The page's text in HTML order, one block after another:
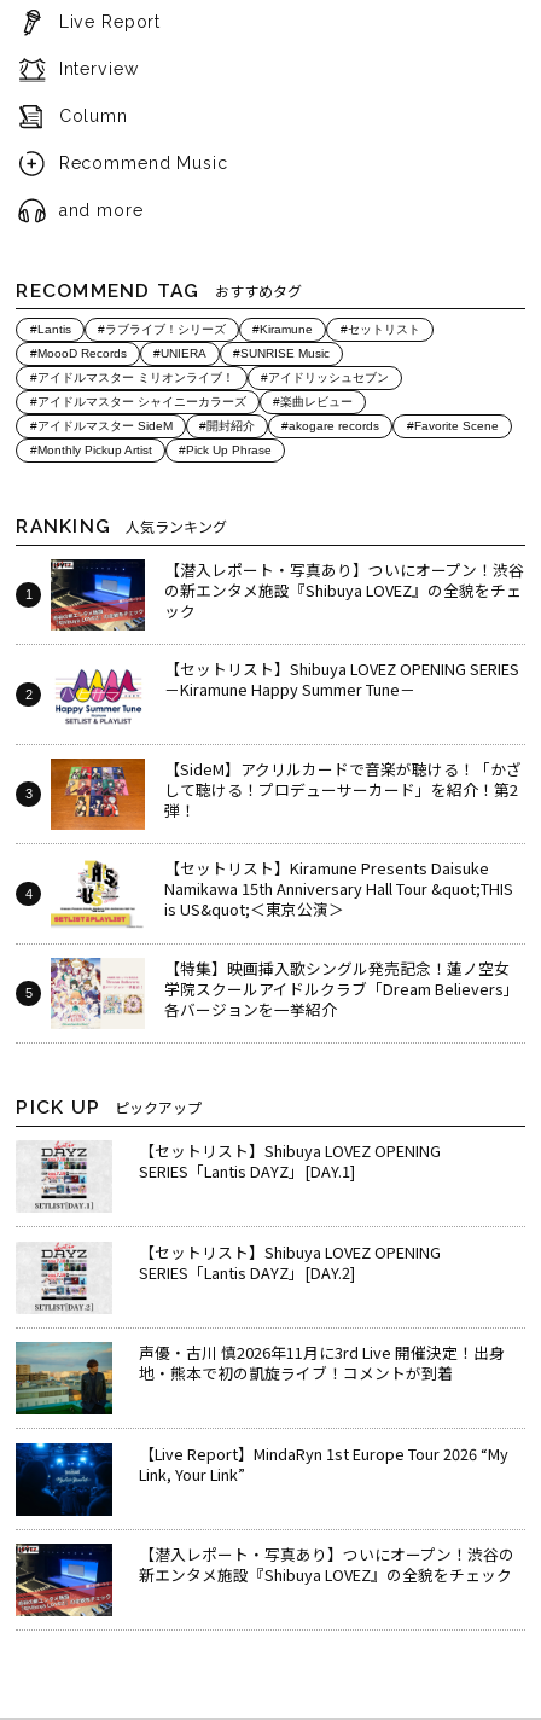
Live Report
Interview
Column
Recommend Music
and more
RECOMMEND TAG おすすめタグ
#Lantis #ラブライブ！シリーズ #Kiramune
#セットリスト
#MoooD Records
#UNIERA
#SUNRISE Music
#アイドルマスター ミリオンライブ！
#アイドリッシュセブン
#アイドルマスター シャイニーカラーズ
#楽曲レビュー
#アイドルマスター SideM
#開封紹介 #akogare records
#Favorite Scene
#Monthly Pickup Artist
#Pick Up Phrase
RANKING 人気ランキング
【潜入レポート・写真あり】ついにオープン！渋谷
の新エンタメ施設『Shibuya LOVEZ』の全貌をチェ
ック
【セットリスト】Shibuya LOVEZ OPENING SERIES
－Kiramune Happy Summer Tune－
【SideM】アクリルカードで音楽が聴ける！「かざ
して聴ける！プロデューサーカード」を紹介！第2
弾！
【セットリスト】Kiramune Presents Daisuke
Namikawa 15th Anniversary Hall Tour &quot;THIS
is US&quot;＜東京公演＞
【特集】映画挿入歌シングル発売記念！蓮ノ空女
学院スクールアイドルクラブ「Dream Believers」
各バージョンを一挙紹介
PICK UP ピックアップ
【セットリスト】Shibuya LOVEZ OPENING
SERIES「Lantis DAYZ」[DAY.1]
【セットリスト】Shibuya LOVEZ OPENING
SERIES「Lantis DAYZ」[DAY.2]
声優・古川 慎2026年11月に3rd Live 開催決定！出身
地・熊本で初の凱旋ライブ！コメントが到着
【Live Report】MindaRyn 1st Europe Tour 2026 “My
Link, Your Link”
【潜入レポート・写真あり】ついにオープン！渋谷の
新エンタメ施設『Shibuya LOVEZ』の全貌をチェック